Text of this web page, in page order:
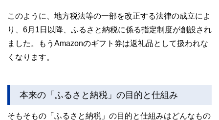
このように、地方税法等の一部を改正する法律の成立によ
り、6月1日以降、ふるさと納税に係る指定制度が創設され
ました。もうAmazonのギフト券は返礼品として扱われな
くなります。
本来の「ふるさと納税」の目的と仕組み
そもそもの「ふるさと納税」の目的と仕組みはどんなもの